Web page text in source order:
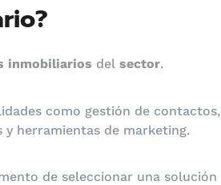
inmobiliarios del sector.
como gestión de contactos,
y herramientas de marketing.
de seleccionar una solución